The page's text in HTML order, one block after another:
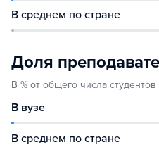
В среднем по стране
Доля
В % от общего числа студентов
В вузе
В среднем по стране